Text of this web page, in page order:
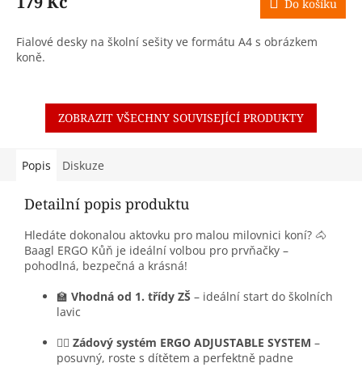
Do košíku
Fialové desky na školní sešity ve formátu A4 s obrázkem
koně.
ZOBRAZIT VŠECHNY SOUVISEJÍCÍ PRODUKTY
Popis Diskuze
Detailní popis produktu
Hledáte dokonalou aktovku pro malou milovnici koní? 🐴
Baagl ERGO Kůň je ideální volbou pro prvňačky –
pohodlná, bezpečná a krásná!
🏫 Vhodná od 1. třídy ZŠ – ideální start do školních
lavic
🧍‍♀️ Zádový systém ERGO ADJUSTABLE SYSTEM –
posuvný, roste s dítětem a perfektně padne